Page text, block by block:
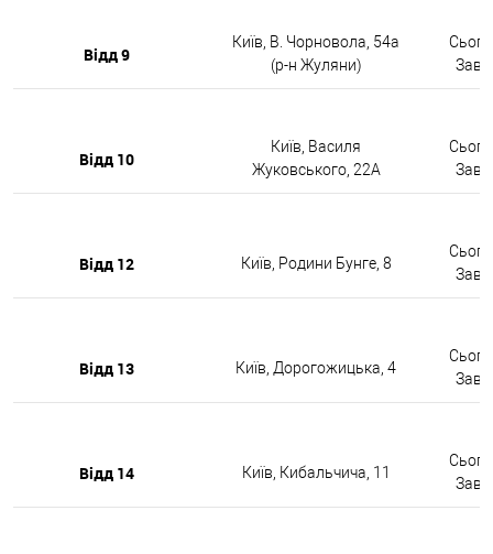
Відд 9
Київ, В. Чорновола, 54а
(р-н Жуляни)
Відд 10
Київ, Василя
Жуковського, 22А
Відд 12 Київ, Родини Бунге, 8
Відд 13 Київ, Дорогожицька, 4
Відд 14 Київ, Кибальчича, 11